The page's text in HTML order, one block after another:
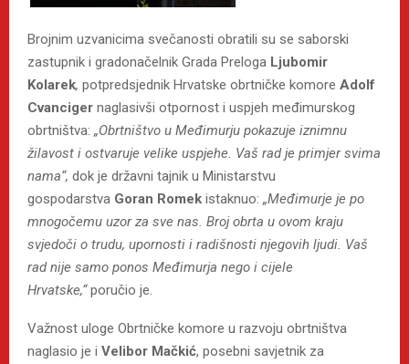
Brojnim uzvanicima svečanosti obratili su se saborski
zastupnik i gradonačelnik Grada Preloga Ljubomir
Kolarek, potpredsjednik Hrvatske obrtničke komore Adolf
Cvanciger naglasivši otpornost i uspjeh međimurskog
obrtništva: „Obrtništvo u Međimurju pokazuje iznimnu
žilavost i ostvaruje velike uspjehe. Vaš rad je primjer svima
nama“, dok je državni tajnik u Ministarstvu
gospodarstva Goran Romek istaknuo: „Međimurje je po
mnogočemu uzor za sve nas. Broj obrta u ovom kraju
svjedoči o trudu, upornosti i radišnosti njegovih ljudi. Vaš
rad nije samo ponos Međimurja nego i cijele
Hrvatske,“poručio je.
Važnost uloge Obrtničke komore u razvoju obrtništva
naglasio je i Velibor Mačkić, posebni savjetnik za